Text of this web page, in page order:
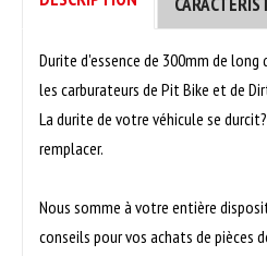
Durite d'essence de 300mm de
les carburateurs de Pit Bike et de
La durite de votre véhicule se
remplacer.
Nous somme à votre entière
conseils pour vos achats de pièces